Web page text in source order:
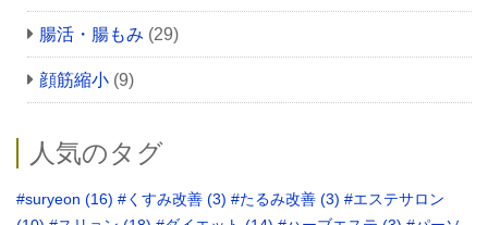
腸活・腸もみ (29)
顔筋縮小 (9)
人気のタグ
#suryeon (16) #くすみ改善 (3) #たるみ改善 (3) #エステサロン